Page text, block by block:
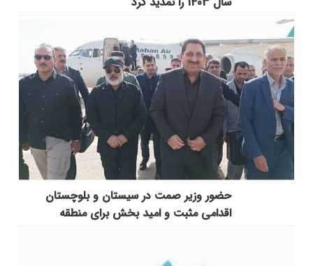
حضور وزیر صمت در سیستان و بلوچستان
اقدامی مثبت و امید بخش برای منطقه